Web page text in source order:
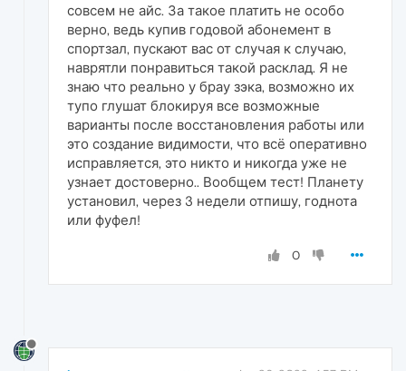
совсем не айс. За такое платить не особо
верно, ведь купив годовой абонемент в
спортзал, пускают вас от случая к случаю,
наврятли понравиться такой расклад. Я не
знаю что реально у брау зэка, возможно их
тупо глушат блокируя все возможные
варианты после восстановления работы или
это создание видимости, что всё оперативно
исправляется, это никто и никогда уже не
узнает достоверно.. Вообщем тест! Планету
установил, через 3 недели отпишу, годнота
или фуфел!
0